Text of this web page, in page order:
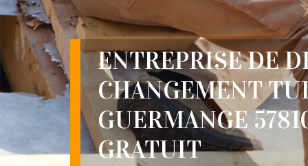
ENTREPRISE DE
CHANGEMENT
GUERMANGE
GRATUIT